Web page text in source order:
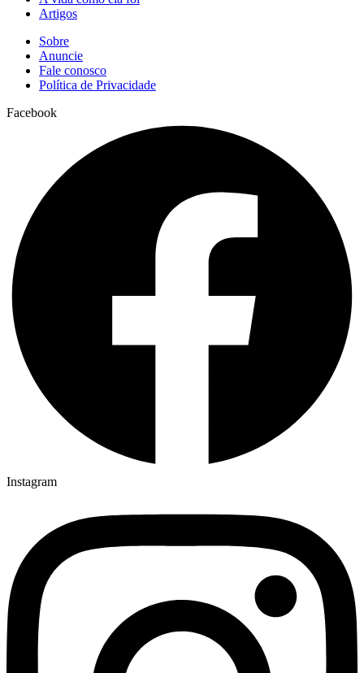
Artigos
Sobre
Anuncie
Fale conosco
Política de Privacidade
Facebook
Instagram